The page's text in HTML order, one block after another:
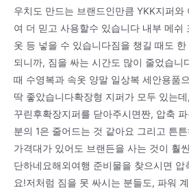
우치도 만드는 브랜드인만큼 YKK지퍼와
여 더 믿고 사용할수 있습니다 내부 메쉬
옷 등 넣을 수 있습니다짐을 챙길 때도
되니까, 짐을 싸는 시간도 많이 줄었습니
때 수영복과 속옷 양말 일상복 세안용품
딱 좋았습니다확장형 지퍼가 모두 있는
꾸린후확장지퍼를 닫아주시면짠, 압축
분의 1은 줄어드는 것 같아요 그리고 튼
가격대가 있어도 브랜든을 사는 것이 훨
단하네요해외여행 준비물을 찾으시면 압
요!저처럼 짐을 못 싸시는 분들도, 파워